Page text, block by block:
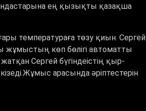
ең қызықты қазақша
температураға төзу қиын. Сергей
жұмыстың көп бөлігі автоматты
Сергей бүгінде​істің қыр-
арасында​ әріптестерін